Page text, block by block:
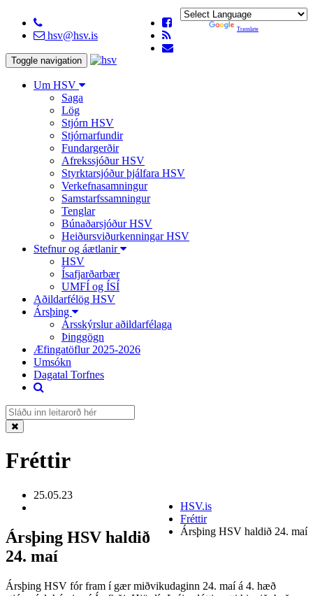
hsv@hsv.is
Translate
Toggle navigation
Um HSV
Saga
Lög
Stjórn HSV
Stjórnarfundir
Fundargerðir
Afrekssjóður HSV
Styrktarsjóður þjálfara HSV
Verkefnasamningur
Samstarfssamningur
Tenglar
Búnaðarsjóður HSV
Heiðursviðurkenningar HSV
Stefnur og áætlanir
HSV
Ísafjarðarbær
UMFÍ og ÍSÍ
Aðildarfélög HSV
Ársþing
Ársskýrslur aðildarfélaga
Þinggögn
Æfingatöflur 2025-2026
Umsókn
Dagatal Torfnes
Fréttir
HSV.is
Fréttir
Ársþing HSV haldið 24. maí
25.05.23
Ársþing HSV haldið
24. maí
Ársþing HSV fór fram í gær miðvikudaginn 24. maí á 4. hæð